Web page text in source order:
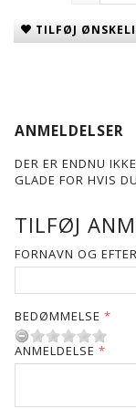
TILFØJ
ANMELDELSER
DER ER ENDNU
GLADE FOR HVIS
TILFØJ
FORNAVN OG
BEDØMMELSE
ANMELDELSE